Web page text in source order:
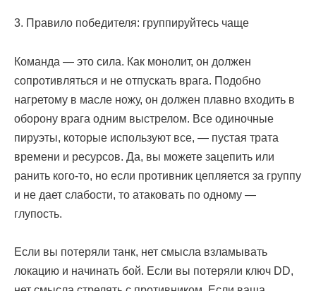
3. Правило победителя: группируйтесь чаще
Команда — это сила. Как монолит, он должен
сопротивляться и не отпускать врага. Подобно
нагретому в масле ножу, он должен плавно входить в
оборону врага одним выстрелом. Все одиночные
пируэты, которые используют все, — пустая трата
времени и ресурсов. Да, вы можете зацепить или
ранить кого-то, но если противник цепляется за группу
и не дает слабости, то атаковать по одному —
глупость.
Если вы потеряли танк, нет смысла взламывать
локацию и начинать бой. Если вы потеряли ключ DD,